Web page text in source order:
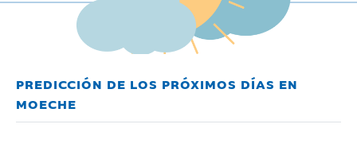
PREDICCIÓN DE LOS PRÓXIMOS DÍAS EN
MOECHE